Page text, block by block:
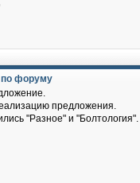
форуму
предложения.
"Разное" и "Болтология".